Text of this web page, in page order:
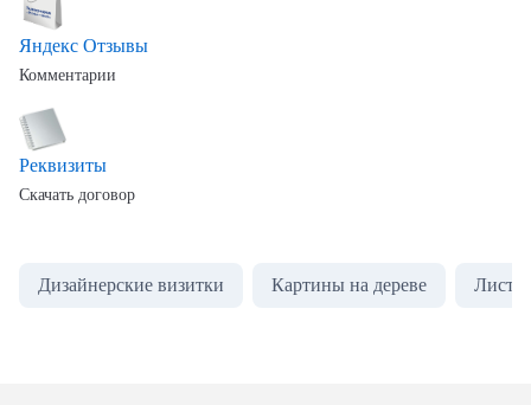
Яндекс Отзывы
Комментарии
Реквизиты
Скачать договор
Дизайнерские визитки Картины на дереве